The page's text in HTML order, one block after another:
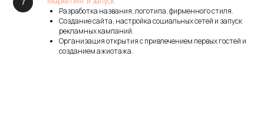
Разработка названия, логотипа, фирменного стиля.
Создание сайта, настройка социальных сетей и запуск
рекламных кампаний.
Организация открытия с привлечением первых гостей и
созданием ажиотажа.